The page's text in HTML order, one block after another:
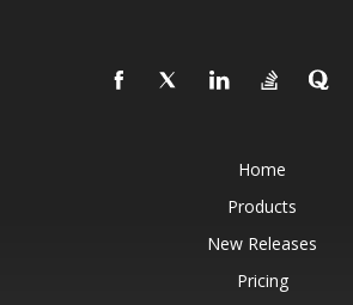
Home
Products
New Releases
Pricing